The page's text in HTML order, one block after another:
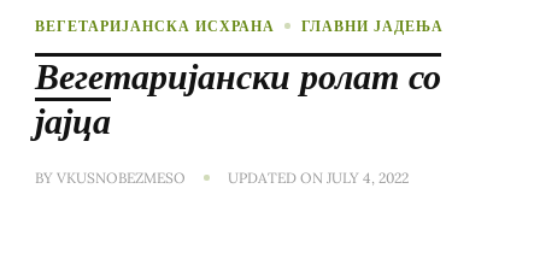
ВЕГЕТАРИЈАНСКА ИСХРАНА ГЛАВНИ ЈАДЕЊА
Вегетаријански ролат со
јајца
BY VKUSNOBEZMESO UPDATED ON JULY 4, 2022